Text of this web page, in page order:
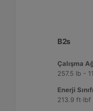
B2s
Çalışma
257.5 lb -
Enerji
213.9